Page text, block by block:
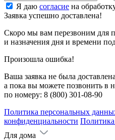
Я даю согласие на
Заявка успешно доставлена!
Скоро мы вам перезвоним для
и назначения дня и времени
Произошла ошибка!
Ваша заявка не была
а пока вы можете позвонить в
по номеру: 8 (800) 301-08-90
Политика персональных
конфиденциальности
Для дома